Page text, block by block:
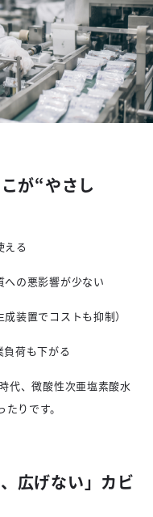
が“やさし
える
の悪影響が少ない
装置でコストも抑制）
荷も下がる
代、微酸性次亜塩素酸水
りです。
広げない」カビ